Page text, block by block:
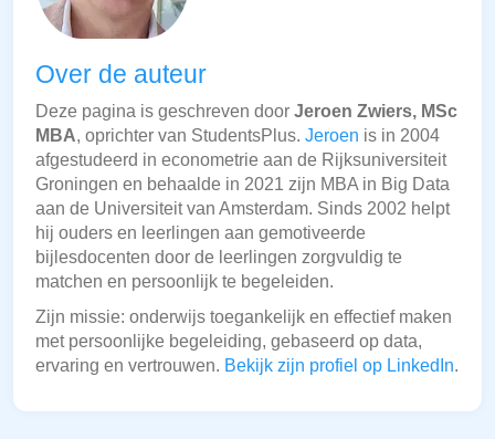
Over de auteur
Deze pagina is geschreven door Jeroen Zwiers, MSc
MBA, oprichter van StudentsPlus. Jeroen is in 2004
afgestudeerd in econometrie aan de Rijksuniversiteit
Groningen en behaalde in 2021 zijn MBA in Big Data
aan de Universiteit van Amsterdam. Sinds 2002 helpt
hij ouders en leerlingen aan gemotiveerde
bijlesdocenten door de leerlingen zorgvuldig te
matchen en persoonlijk te begeleiden.
Zijn missie: onderwijs toegankelijk en effectief maken
met persoonlijke begeleiding, gebaseerd op data,
ervaring en vertrouwen. Bekijk zijn profiel op LinkedIn.